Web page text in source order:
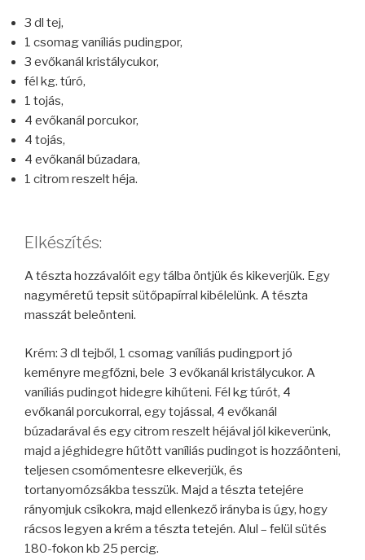
3 dl tej,
1 csomag vaníliás pudingpor,
3 evőkanál kristálycukor,
fél kg. túró,
1 tojás,
4 evőkanál porcukor,
4 tojás,
4 evőkanál búzadara,
1 citrom reszelt héja.
Elkészítés:
A tészta hozzávalóit egy tálba öntjük és kikeverjük. Egy
nagyméretű tepsit sütőpapírral kibélelünk. A tészta
masszát beleönteni.
Krém: 3 dl tejből, 1 csomag vaníliás pudingport jó
keményre megfőzni, bele 3 evőkanál kristálycukor. A
vaníliás pudingot hidegre kihűteni. Fél kg túrót, 4
evőkanál porcukorral, egy tojással, 4 evőkanál
búzadarával és egy citrom reszelt héjával jól kikeverünk,
majd a jéghidegre hűtött vaníliás pudingot is hozzáönteni,
teljesen csomómentesre elkeverjük, és
tortanyomózsákba tesszük. Majd a tészta tetejére
rányomjuk csíkokra, majd ellenkező irányba is úgy, hogy
rácsos legyen a krém a tészta tetején. Alul – felül sütés
180-fokon kb 25 percig.